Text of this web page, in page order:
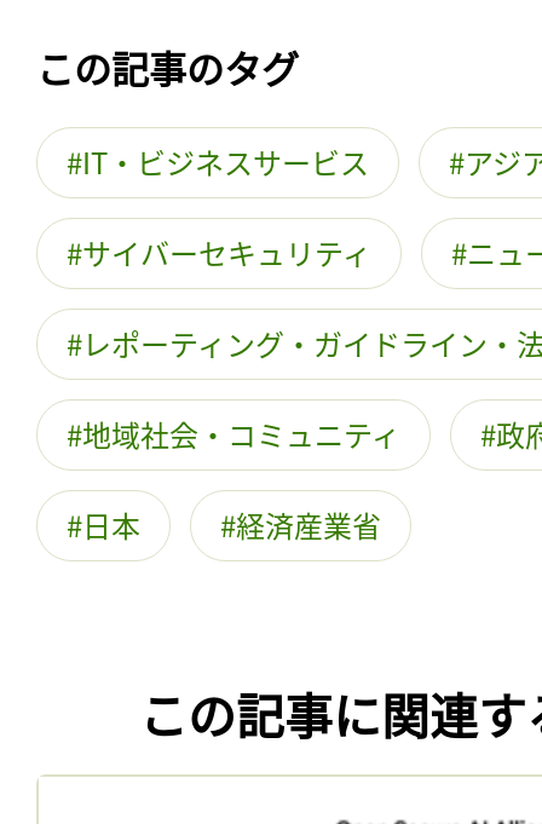
この記事のタグ
IT・ビジネスサービス アジ
サイバーセキュリティ ニュ
レポーティング・ガイドライン・
地域社会・コミュニティ 政
日本 経済産業省
この記事に関連